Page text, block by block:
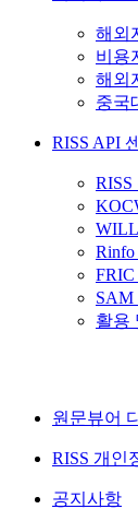
해외
비용
해외
중국
RISS API
SAM
활용
원문뷰어
RISS 개인
공지사항